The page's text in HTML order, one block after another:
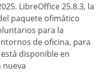
LibreOffice 25.8.3, la
paquete ofimático
para la
de oficina, para
disponible en